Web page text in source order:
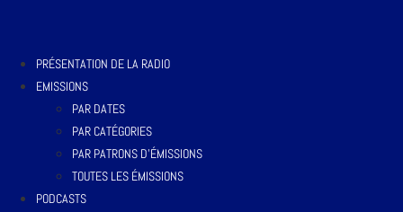
PRÉSENTATION DE LA RADIO
EMISSIONS
PAR DATES
PAR CATÉGORIES
PAR PATRONS D’ÉMISSIONS
TOUTES LES ÉMISSIONS
PODCASTS